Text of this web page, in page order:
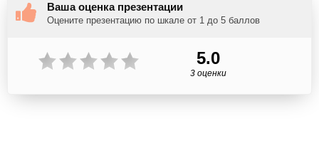
Ваша оценка презентации
Оцените презентацию по шкале от 1 до 5 баллов
5.0
3 оценки